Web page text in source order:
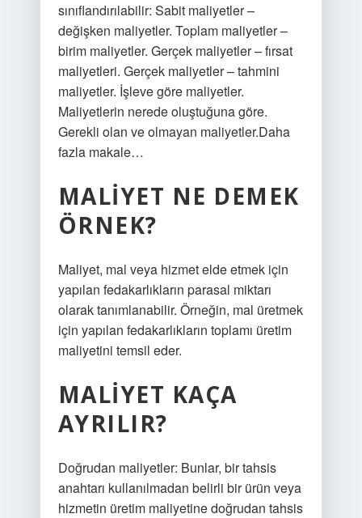
sınıflandırılabilir: Sabit maliyetler –
değişken maliyetler. Toplam maliyetler –
birim maliyetler. Gerçek maliyetler – fırsat
maliyetleri. Gerçek maliyetler – tahmini
maliyetler. İşleve göre maliyetler.
Maliyetlerin nerede oluştuğuna göre.
Gerekli olan ve olmayan maliyetler.Daha
fazla makale…
MALIYET NE DEMEK
ÖRNEK?
Maliyet, mal veya hizmet elde etmek için
yapılan fedakarlıkların parasal miktarı
olarak tanımlanabilir. Örneğin, mal üretmek
için yapılan fedakarlıkların toplamı üretim
maliyetini temsil eder.
MALIYET KAÇA
AYRILIR?
Doğrudan maliyetler: Bunlar, bir tahsis
anahtarı kullanılmadan belirli bir ürün veya
hizmetin üretim maliyetine doğrudan tahsis